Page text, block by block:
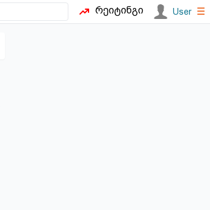
რეიტინგი User ☰